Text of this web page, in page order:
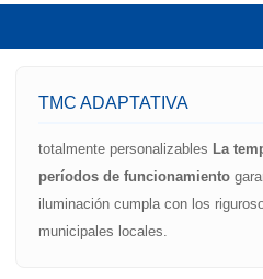
TMC ADAPTATIVA
totalmente personalizables La
períodos de funcionamiento
iluminación cumpla con los
municipales locales.